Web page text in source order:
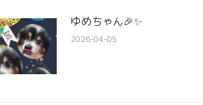
ゆめちゃん🎉✨
2026-04-05